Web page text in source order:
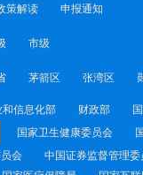
策解读 申报通知
市级
茅箭区 张湾区
和信息化部 财政部
国家卫生健康委员会
会
中国证券监督管理委